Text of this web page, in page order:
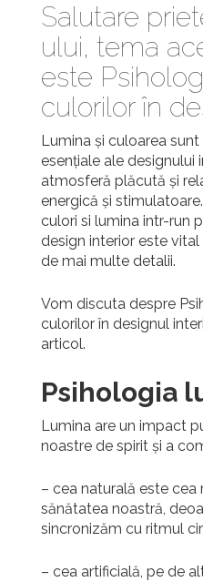
Salutare
ului, tema
este
culorilor în
Lumina și culoarea
esențiale ale designului
atmosferă plăcută și
energică și
culori si lumina intr-run
design interior este
de mai multe detalii.
Vom discuta despre
culorilor în designul
articol.
Psihologia
Lumina are un impact
noastre de spirit și a
– cea naturală este
sănătatea noastră,
sincronizăm cu ritmul
– cea artificială, pe de